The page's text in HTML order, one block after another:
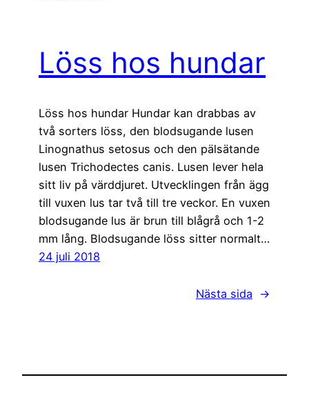
Löss hos hundar
Löss hos hundar Hundar kan drabbas av
två sorters löss, den blodsugande lusen
Linognathus setosus och den pälsätande
lusen Trichodectes canis. Lusen lever hela
sitt liv på värddjuret. Utvecklingen från ägg
till vuxen lus tar två till tre veckor. En vuxen
blodsugande lus är brun till blågrå och 1-2
mm lång. Blodsugande löss sitter normalt…
24 juli 2018
Nästa sida →